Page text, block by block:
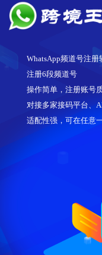
WhatsApp频道号注册
注册6段频道号
操作简单，注册账号
对接多家接码平台、
适配性强，可在任意